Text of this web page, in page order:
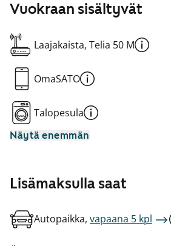
Vuokraan sisältyvät
Laajakaista, Telia 50 M
OmaSATO
Talopesula
Näytä enemmän
Lisämaksulla saat
Autopaikka, vapaana 5 kpl